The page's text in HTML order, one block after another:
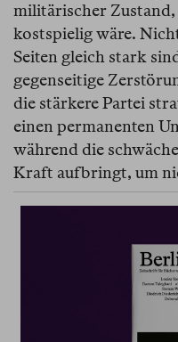
militärischer Zustand,
kostspielig wäre.
Seiten gleich stark
gegenseitige
die stärkere Partei
einen permanenten
während die
Kraft aufbringt, um